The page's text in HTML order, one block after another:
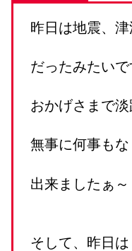
昨日は地震、
だったみたいで
おかげさまで
無事に何事も
出来ましたぁ～
そして、昨日は